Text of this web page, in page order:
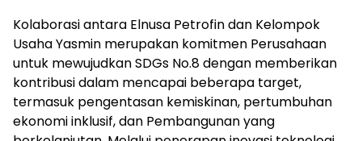
Kolaborasi antara Elnusa Petrofin dan Kelompok
Usaha Yasmin merupakan komitmen Perusahaan
untuk mewujudkan SDGs No.8 dengan memberikan
kontribusi dalam mencapai beberapa target,
termasuk pengentasan kemiskinan, pertumbuhan
ekonomi inklusif, dan Pembangunan yang